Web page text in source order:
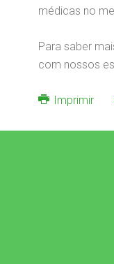
médicas no
Para saber
com nossos
Imprimir